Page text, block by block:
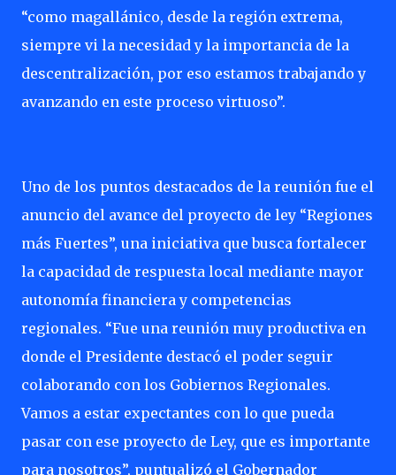
“como magallánico, desde la región extrema,
siempre vi la necesidad y la importancia de la
descentralización, por eso estamos trabajando y
avanzando en este proceso virtuoso”.
Uno de los puntos destacados de la reunión fue el
anuncio del avance del proyecto de ley “Regiones
más Fuertes”, una iniciativa que busca fortalecer
la capacidad de respuesta local mediante mayor
autonomía financiera y competencias
regionales. “Fue una reunión muy productiva en
donde el Presidente destacó el poder seguir
colaborando con los Gobiernos Regionales.
Vamos a estar expectantes con lo que pueda
pasar con ese proyecto de Ley, que es importante
para nosotros”, puntualizó el Gobernador